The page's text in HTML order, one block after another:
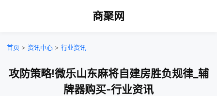
商聚网
首页 > 资讯中心 > 行业资讯
攻防策略!微乐山东麻将自建房胜负规律_辅
牌器购买-行业资讯